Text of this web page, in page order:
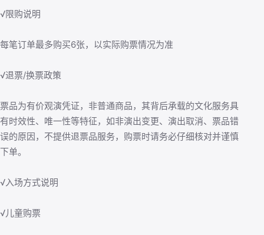
√限购说明
每笔订单最多购买6张，以实际购票情况为准
√退票/换票政策
票品为有价观演凭证，非普通商品，其背后承载的文化服务具
有时效性、唯一性等特征，如非演出变更、演出取消、票品错
误的原因，不提供退票品服务，购票时请务必仔细核对并谨慎
下单。
√入场方式说明
√儿童购票